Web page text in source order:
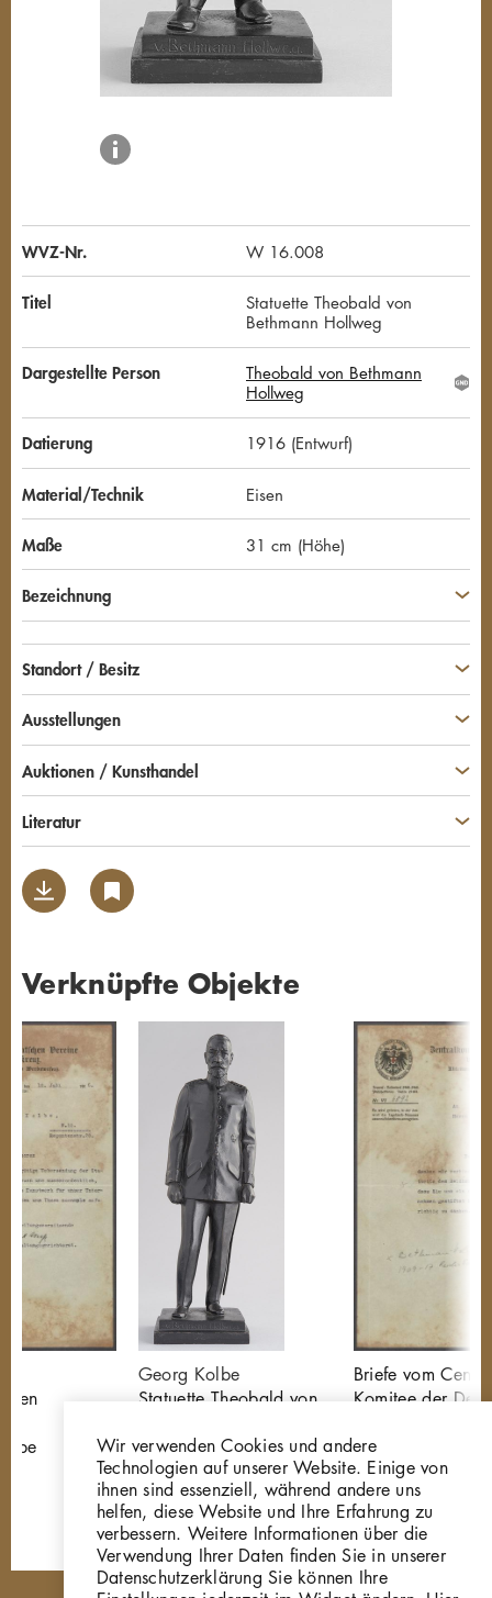
WVZ-Nr. W 16.008
Titel
Statuette Theobald von
Bethmann Hollweg
Dargestellte Person
Theobald von Bethmann
Hollweg
G
Datierung 1916 (Entwurf)
Material/Technik Eisen
Maße 31 cm (Höhe)
Bezeichnung
Standort / Besitz
Ausstellungen
Auktionen / Kunsthandel
Literatur
Verknüpfte Objekte
Georg Kolbe
Statuette Theobald von
P254
Briefe vom
Komitee der
Kreuz an Georg
GK.507
Wir verwenden Cookies und andere
Technologien auf unserer Website. Einige von
ihnen sind essenziell, während andere uns
helfen, diese Website und Ihre Erfahrung zu
verbessern. Weitere Informationen über die
Verwendung Ihrer Daten finden Sie in unserer
Datenschutzerklärung Sie können Ihre